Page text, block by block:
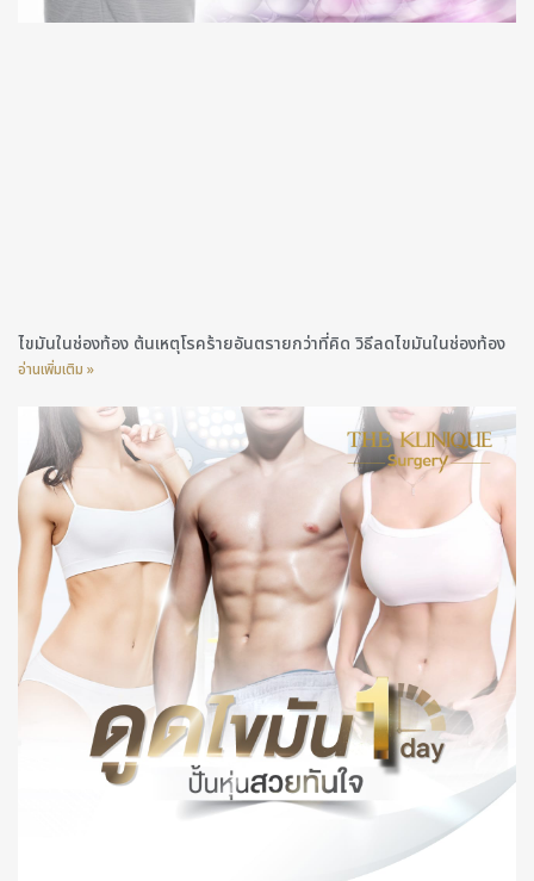
ไขมันในช่องท้อง ต้นเหตุโรคร้ายอันตรายกว่าที่คิด วิธีลดไขมันในช่องท้อง
อ่านเพิ่มเติม »